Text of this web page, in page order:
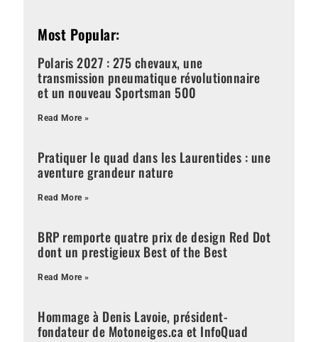
Most Popular:
Polaris 2027 : 275 chevaux, une
transmission pneumatique révolutionnaire
et un nouveau Sportsman 500
Read More »
Pratiquer le quad dans les Laurentides : une
aventure grandeur nature
Read More »
BRP remporte quatre prix de design Red Dot
dont un prestigieux Best of the Best
Read More »
Hommage à Denis Lavoie, président-
fondateur de Motoneiges.ca et InfoQuad